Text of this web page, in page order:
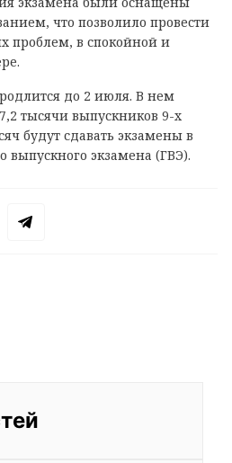
что позволило провести
проблем, в спокойной и
до 2 июля. В нем
тысячи выпускников 9-х
будут сдавать экзамены в
выпускного экзамена (ГВЭ).